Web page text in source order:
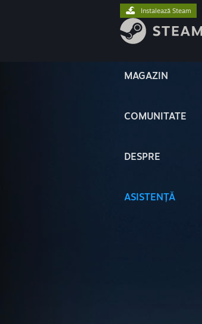
MAGAZIN
COMUNITATE
DESPRE
ASISTENȚĂ
Instalează Steam